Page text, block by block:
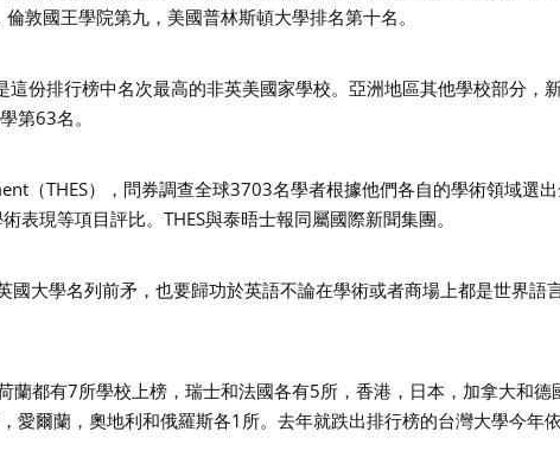
敦國王學院第九，美國普林斯頓大學排名第十名。
份排行榜中名次最高的非英美國家學校。亞洲地區其他學校部分，
第63名。
（THES），問券調查全球3703名學者根據他們各自的學術領域選
現等項目評比。THES與泰晤士報同屬國際新聞集團。
大學名列前矛，也要歸功於英語不論在學術或者商場上都是世界語
都有7所學校上榜，瑞士和法國各有5所，香港，日本，加拿大和
爾蘭，奧地利和俄羅斯各1所。去年就跌出排行榜的台灣大學今年依